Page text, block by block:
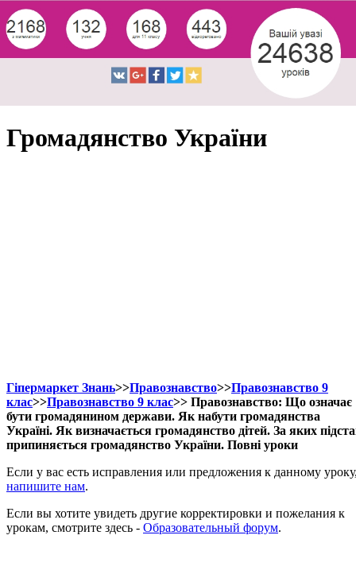
Громадянство України
Гіпермаркет Знань>>Правознавство>>Правознавство 9
клас>>Правознавство 9 клас>> Правознавство: Що означає
бути громадянином держави. Як набути громадянства
Україні. Як визначається громадянство дітей. За яких
припиняється громадянство України. Повні уроки
Если у вас есть исправления или предложения к данному
напишите нам.
Если вы хотите увидеть другие корректировки и пожелания к
урокам, смотрите здесь - Образовательный форум.